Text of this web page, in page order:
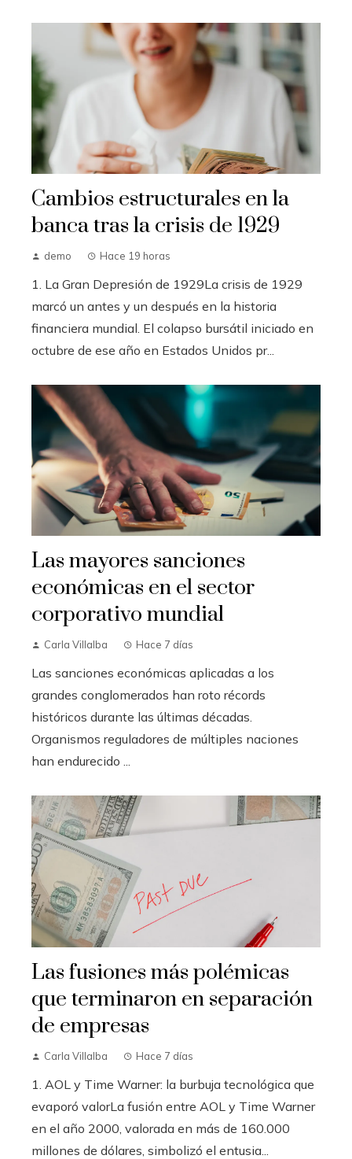
Cambios estructurales en la
banca tras la crisis de 1929
demo Hace 19 horas
1. La Gran Depresión de 1929La crisis de 1929
marcó un antes y un después en la historia
financiera mundial. El colapso bursátil iniciado en
octubre de ese año en Estados Unidos pr...
Las mayores sanciones
económicas en el sector
corporativo mundial
Carla Villalba Hace 7 días
Las sanciones económicas aplicadas a los
grandes conglomerados han roto récords
históricos durante las últimas décadas.
Organismos reguladores de múltiples naciones
han endurecido ...
Las fusiones más polémicas
que terminaron en separación
de empresas
Carla Villalba Hace 7 días
1. AOL y Time Warner: la burbuja tecnológica que
evaporó valorLa fusión entre AOL y Time Warner
en el año 2000, valorada en más de 160.000
millones de dólares, simbolizó el entusia...